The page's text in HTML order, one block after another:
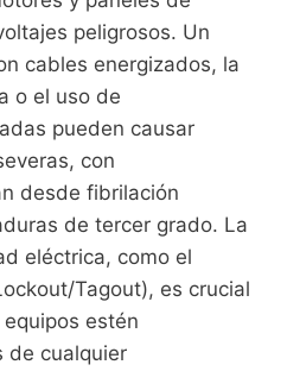
peligrosos. Un
cables energizados, la
o el uso de
pueden causar
con
desde fibrilación
de tercer grado. La
eléctrica, como el
Tagout), es crucial
estén
de cualquier